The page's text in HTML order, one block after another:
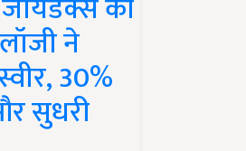
ने
30%
सुधरी